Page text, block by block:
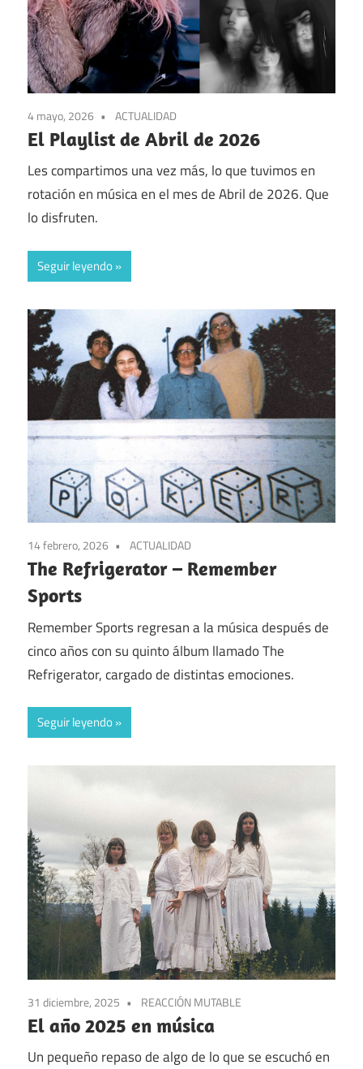
4 mayo, 2026 ACTUALIDAD
El Playlist de Abril de 2026
Les compartimos una vez más, lo que tuvimos en
rotación en música en el mes de Abril de 2026. Que
lo disfruten.
Seguir leyendo
14 febrero, 2026 ACTUALIDAD
The Refrigerator – Remember
Sports
Remember Sports regresan a la música después de
cinco años con su quinto álbum llamado The
Refrigerator, cargado de distintas emociones.
Seguir leyendo
31 diciembre, 2025 REACCIÓN MUTABLE
El año 2025 en música
Un pequeño repaso de algo de lo que se escuchó en